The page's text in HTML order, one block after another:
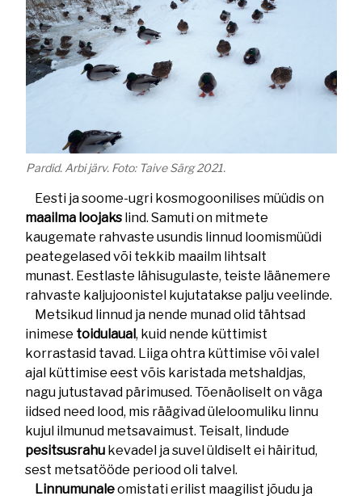
Pardid. Arbi järv. Foto: Taive Särg 2021.
Eesti ja soome-ugri kosmogoonilises müüdis on
maailma loojaks lind. Samuti on mitmete
kaugemate rahvaste usundis linnud loomismüüdi
peategelased või tekkib maailm lihtsalt
munast. Eestlaste lähisugulaste, teiste läänemere
rahvaste kaljujoonistel kujutatakse palju veelinde.
Metsikud linnud ja nende munad olid tähtsad
inimese toidulaual, kuid nende küttimist
korrastasid tavad. Liiga ohtra küttimise või valel
ajal küttimise eest võis karistada metshaldjas,
nagu jutustavad pärimused. Tõenäoliselt on väga
iidsed need lood, mis räägivad üleloomuliku linnu
kujul ilmunud metsavaimust. Teisalt, lindude
pesitsusrahu kevadel ja suvel üldiselt ei häiritud,
sest metsatööde periood oli talvel.
Linnumunaleomistati erilist maagilist jõudu ja